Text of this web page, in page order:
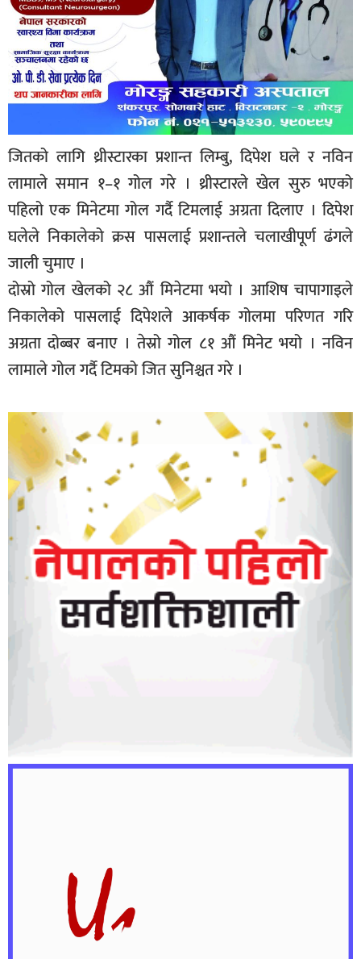
जितको लागि थ्रीस्टारका प्रशान्त लिम्बु, दिपेश घले र नविन
लामाले समान १–१ गोल गरे । थ्रीस्टारले खेल सुरु भएको
पहिलो एक मिनेटमा गोल गर्दै टिमलाई अग्रता दिलाए । दिपेश
घलेले निकालेको क्रस पासलाई प्रशान्तले चलाखीपूर्ण ढंगले
जाली चुमाए ।
दोस्रो गोल खेलको २८ औं मिनेटमा भयो । आशिष चापागाइले
निकालेको पासलाई दिपेशले आकर्षक गोलमा परिणत गरि
अग्रता दोब्बर बनाए । तेस्रो गोल ८१ औं मिनेट भयो । नविन
लामाले गोल गर्दै टिमको जित सुनिश्चत गरे ।